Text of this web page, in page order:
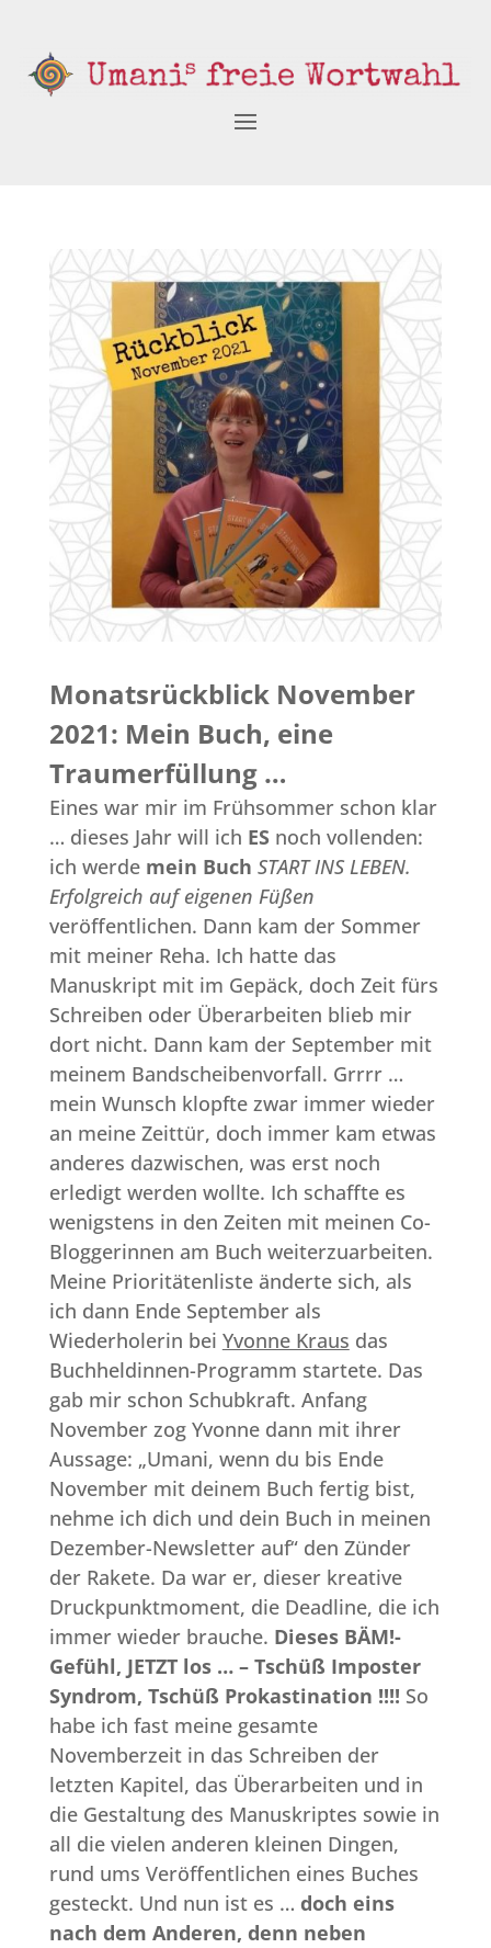
Monatsrückblick November
2021: Mein Buch, eine
Traumerfüllung …
Eines war mir im Frühsommer schon klar
… dieses Jahr will ich ES noch vollenden:
ich werde mein Buch START INS LEBEN.
Erfolgreich auf eigenen Füßen
veröffentlichen. Dann kam der Sommer
mit meiner Reha. Ich hatte das
Manuskript mit im Gepäck, doch Zeit fürs
Schreiben oder Überarbeiten blieb mir
dort nicht. Dann kam der September mit
meinem Bandscheibenvorfall. Grrrr …
mein Wunsch klopfte zwar immer wieder
an meine Zeittür, doch immer kam etwas
anderes dazwischen, was erst noch
erledigt werden wollte. Ich schaffte es
wenigstens in den Zeiten mit meinen Co-
Bloggerinnen am Buch weiterzuarbeiten.
Meine Prioritätenliste änderte sich, als
ich dann Ende September als
Wiederholerin bei Yvonne Kraus das
Buchheldinnen-Programm startete. Das
gab mir schon Schubkraft. Anfang
November zog Yvonne dann mit ihrer
Aussage: „Umani, wenn du bis Ende
November mit deinem Buch fertig bist,
nehme ich dich und dein Buch in meinen
Dezember-Newsletter auf“ den Zünder
der Rakete. Da war er, dieser kreative
Druckpunktmoment, die Deadline, die ich
immer wieder brauche. Dieses BÄM!-
Gefühl, JETZT los … – Tschüß Imposter
Syndrom, Tschüß Prokastination !!!! So
habe ich fast meine gesamte
Novemberzeit in das Schreiben der
letzten Kapitel, das Überarbeiten und in
die Gestaltung des Manuskriptes sowie in
all die vielen anderen kleinen Dingen,
rund ums Veröffentlichen eines Buches
gesteckt. Und nun ist es … doch eins
nach dem Anderen, denn neben